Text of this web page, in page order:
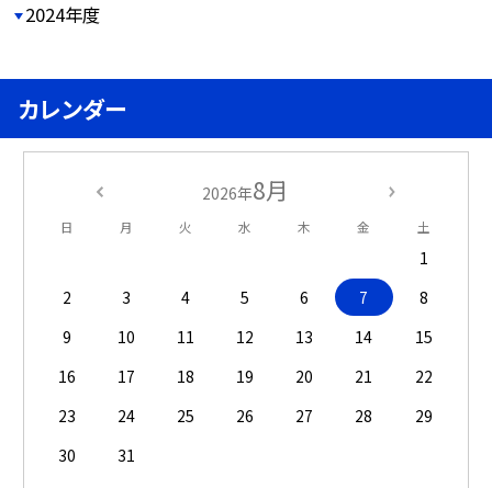
2024年度
カレンダー
2026年8月
日 月 火 水 木 金 土
1
2
3 4 5 6 7
8
9
10 11 12 13 14
15
16
17 18 19 20 21
22
23
24 25 26 27 28
29
30
31